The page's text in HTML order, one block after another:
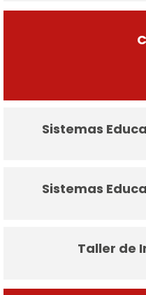
Sistemas
Sistemas
Taller de